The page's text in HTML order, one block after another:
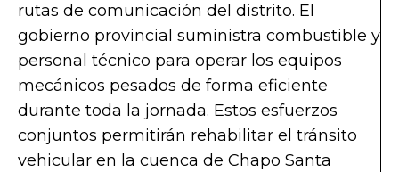
rutas de comunicación del distrito. El
gobierno provincial suministra combustible y
personal técnico para operar los equipos
mecánicos pesados de forma eficiente
durante toda la jornada. Estos esfuerzos
conjuntos permitirán rehabilitar el tránsito
vehicular en la cuenca de Chapo Santa